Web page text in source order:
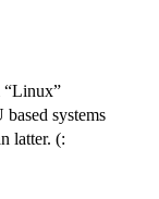
“Linux”
systems
latter. (: